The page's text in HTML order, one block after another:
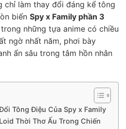
chỉ làm thay đổi đáng kể tông
biến Spy x Family phần 3
những tựa anime có chiều
ngờ nhất năm, phơi bày
ẩn sâu trong tâm hồn nhân
Tông Điệu Của Spy x Family
Thời Thơ Ấu Trong Chiến